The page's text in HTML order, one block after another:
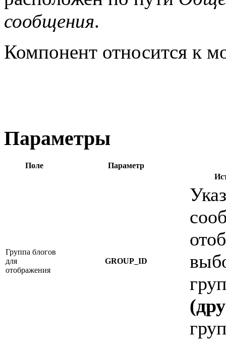
сообщения.
Компонент относится к
Параметры
Поле
Параметр
Группа блогов
для
отображения
GROUP_ID